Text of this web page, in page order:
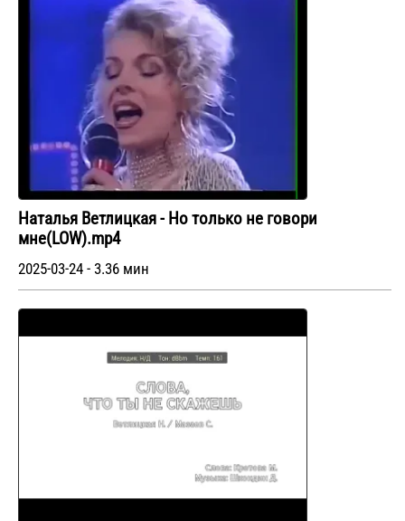
Наталья Ветлицкая - Но только не говори
мне(LOW).mp4
2025-03-24 - 3.36 мин